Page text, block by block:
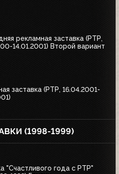
рекламная заставка (РТР,
14.01.2001) Второй вариант
заставка (РТР, 16.04.2001-
(1998-1999)
"Счастливого года с РТР"